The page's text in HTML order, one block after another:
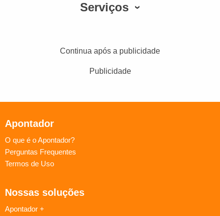
Serviços
Continua após a publicidade
Publicidade
Apontador
O que é o Apontador?
Perguntas Frequentes
Termos de Uso
Nossas soluções
Apontador +